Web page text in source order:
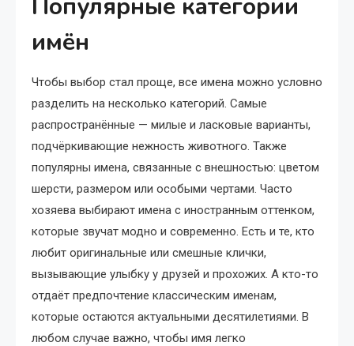
имён
Чтобы выбор стал проще, все имена можно условно
разделить на несколько категорий. Самые
распространённые — милые и ласковые варианты,
подчёркивающие нежность животного. Также
популярны имена, связанные с внешностью: цветом
шерсти, размером или особыми чертами. Часто
хозяева выбирают имена с иностранным оттенком,
которые звучат модно и современно. Есть и те, кто
любит оригинальные или смешные клички,
вызывающие улыбку у друзей и прохожих. А кто-то
отдаёт предпочтение классическим именам,
которые остаются актуальными десятилетиями. В
любом случае важно, чтобы имя легко